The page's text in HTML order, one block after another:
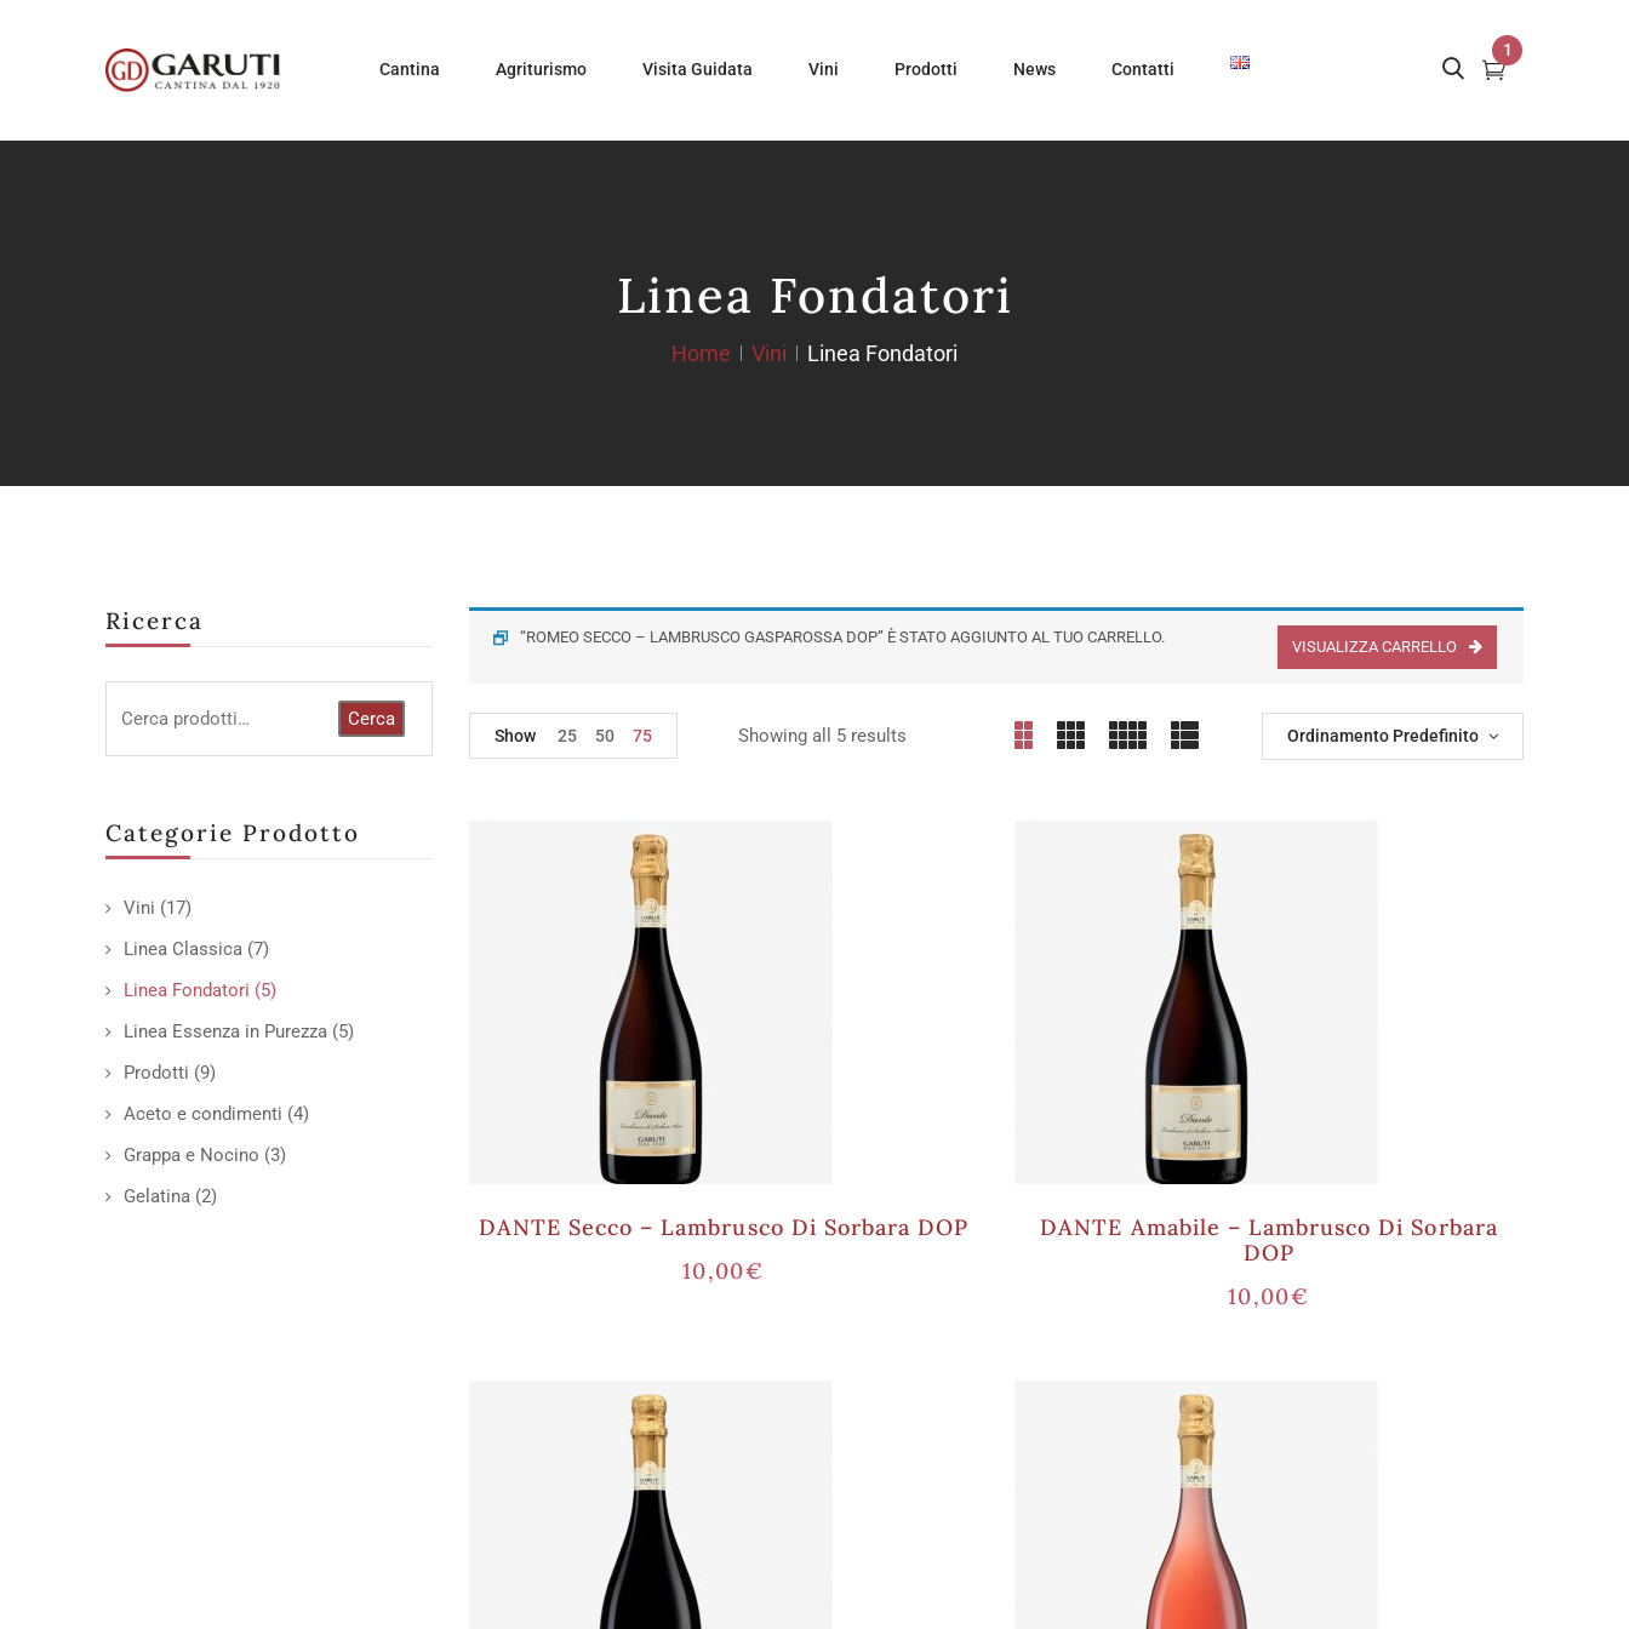
Cantina Agriturismo Visita Guidata Vini Prodotti News Contatti
1
Linea Fondatori
Home Vini Linea Fondatori
Ricerca
Cerca
Categorie Prodotto
Vini (17)
Linea Classica (7)
Linea Fondatori (5)
Linea Essenza in Purezza (5)
Prodotti (9)
Aceto e condimenti (4)
Grappa e Nocino (3)
Gelatina (2)
“ROMEO SECCO – LAMBRUSCO GASPAROSSA DOP” È STATO AGGIUNTO AL TUO CARRELLO.
VISUALIZZA CARRELLO
Showing all 5 results Ordinamento Predefinito
Show 25 50 75
DANTE Secco – Lambrusco Di Sorbara DOP
10,00€
DANTE Amabile – Lambrusco Di Sorbara
DOP
10,00€